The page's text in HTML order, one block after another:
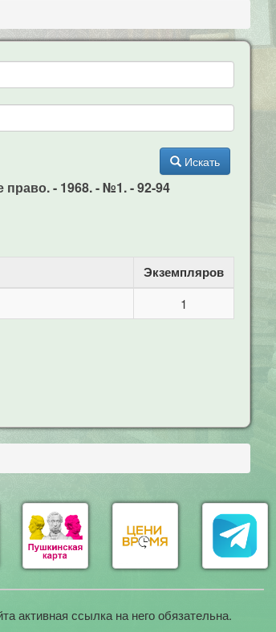
Искать
- 1968. - №1. - 92-94
Экземпляров
1
активная ссылка на него обязательна.